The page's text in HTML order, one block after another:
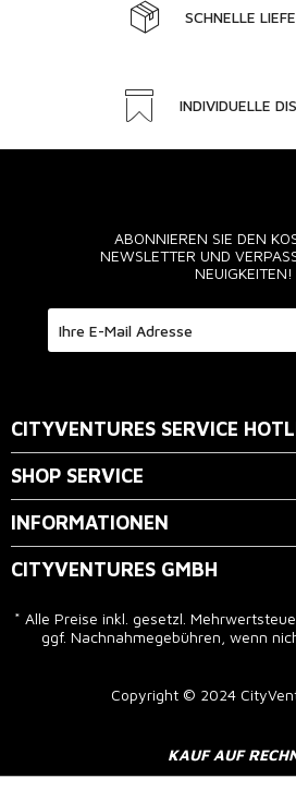
SCHNELLE
INDIVIDUELLE
ABONNIEREN SIE DEN
NEWSLETTER UND
NEUIGKEITEN!
CITYVENTURES SERVICE
SHOP SERVICE
INFORMATIONEN
CITYVENTURES GMBH
* Alle Preise inkl. gesetzl.
ggf. Nachnahmegebühren, wenn
Copyright © 2024
KAUF AUF